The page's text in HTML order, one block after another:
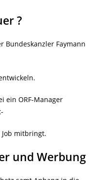
?
Bundeskanzler Faymann
ein ORF-Manager
mitbringt.
und Werbung